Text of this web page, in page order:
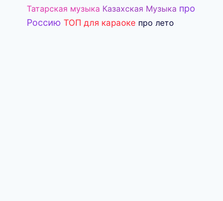
Татарская музыка Казахская Музыка про
Россию ТОП для караоке про лето